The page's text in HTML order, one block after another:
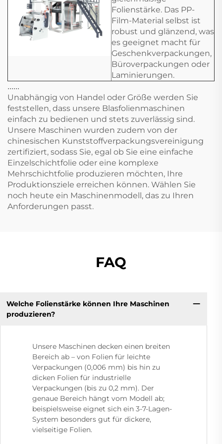
Folienstärke. Das PP-
Film-Material selbst ist
robust und glänzend, was
es geeignet macht für
Geschenkverpackungen,
Büroverpackungen oder
Laminierungen.
......
Unabhängig von Handel oder Größe werden Sie
feststellen, dass unsere Blasfolienmaschinen
einfach zu bedienen und stets zuverlässig sind.
Unsere Maschinen wurden zudem von der
chinesischen Kunststoffverpackungsvereinigung
zertifiziert, sodass Sie, egal ob Sie eine einfache
Einzelschichtfolie oder eine komplexe
Mehrschichtfolie produzieren möchten, Ihre
Produktionsziele erreichen können. Wählen Sie
noch heute ein Maschinenmodell, das zu Ihren
Anforderungen passt.
FAQ
Welche Folienstärke können Ihre Maschinen
produzieren?
Unsere Maschinen decken einen breiten
Bereich ab – von Folien für leichte
Verpackungen (0,006 mm) bis hin zu
dicken Folien für industrielle
Verpackungen (bis zu 0,2 mm). Der
genaue Bereich hängt vom Modell ab;
beispielsweise eignet sich ein 3-7-Lagen-
System besonders gut für dickere,
vielseitige Folien.